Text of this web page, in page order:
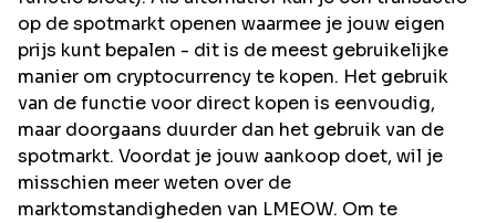
op de spotmarkt openen waarmee je jouw eigen
prijs kunt bepalen - dit is de meest gebruikelijke
manier om cryptocurrency te kopen. Het gebruik
van de functie voor direct kopen is eenvoudig,
maar doorgaans duurder dan het gebruik van de
spotmarkt. Voordat je jouw aankoop doet, wil je
misschien meer weten over de
marktomstandigheden van LMEOW. Om te